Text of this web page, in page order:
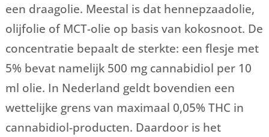
een draagolie. Meestal is dat hennepzaadolie,
olijfolie of MCT-olie op basis van kokosnoot. De
concentratie bepaalt de sterkte: een flesje met
5% bevat namelijk 500 mg cannabidiol per 10
ml olie. In Nederland geldt bovendien een
wettelijke grens van maximaal 0,05% THC in
cannabidiol-producten. Daardoor is het